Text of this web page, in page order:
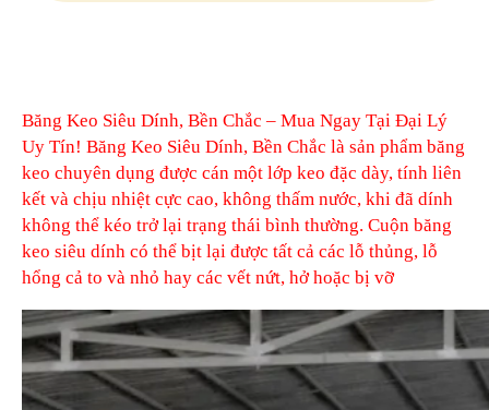
Băng Keo Siêu Dính, Bền Chắc – Mua Ngay Tại Đại Lý
Uy Tín! Băng Keo Siêu Dính, Bền Chắc là sản phẩm băng
keo chuyên dụng được cán một lớp keo đặc dày, tính liên
kết và chịu nhiệt cực cao, không thấm nước, khi đã dính
không thể kéo trở lại trạng thái bình thường. Cuộn băng
keo siêu dính có thể bịt lại được tất cả các lỗ thủng, lỗ
hổng cả to và nhỏ hay các vết nứt, hở hoặc bị vỡ